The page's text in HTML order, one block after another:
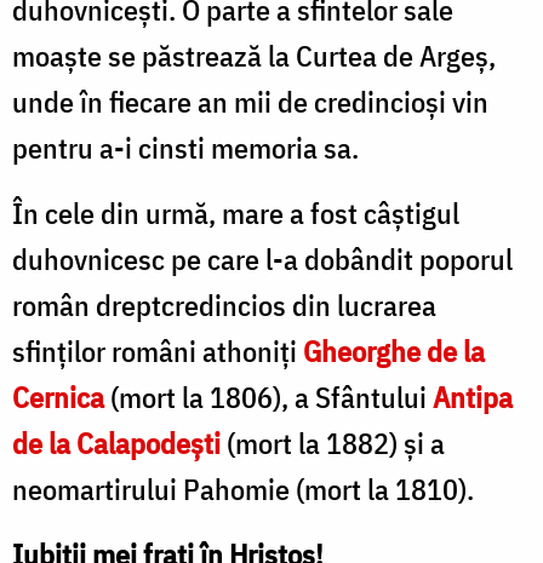
duhovnicești. O parte a sfintelor sale
moaște se păstrează la Curtea de Argeș,
unde în fiecare an mii de credincioși vin
pentru a-i cinsti memoria sa.
În cele din urmă, mare a fost câștigul
duhovnicesc pe care l-a dobândit poporul
român dreptcredincios din lucrarea
sfinților români athoniți Gheorghe de la
Cernica(mort la 1806), a SfântuluiAntipa
de la Calapodești(mort la 1882) și a
neomartirului Pahomie (mort la 1810).
Iubiții mei frați în Hristos!